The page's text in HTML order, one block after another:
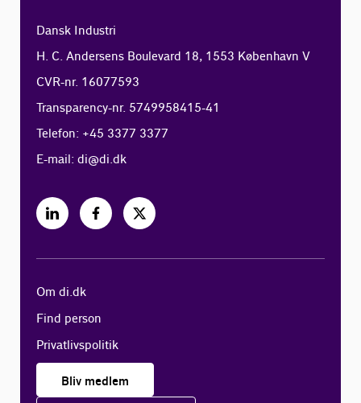
Dansk Industri
H. C. Andersens Boulevard 18, 1553 København V
CVR-nr. 16077593
Transparency-nr. 5749958415-41
Telefon: +45 3377 3377
E-mail:di@di.dk
Om di.dk
Find person
Privatlivspolitik
Bliv medlem